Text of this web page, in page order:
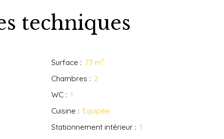
techniques
Surface : 77 m²
Chambres : 2
WC: 1
Cuisine : Equipée
Stationnement intérieur: 1